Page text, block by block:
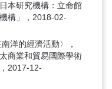
本研究機構：立命館
構」，2018-02-
洋的經濟活動〉，
商業和貿易國際學術
2017-12-